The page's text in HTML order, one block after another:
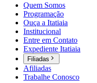
Quem Somos
Programação
Ouça a Itatiaia
Institucional
Entre em Contato
Expediente Itatiaia
Filiadas
Afiliadas
Trabalhe Conosco